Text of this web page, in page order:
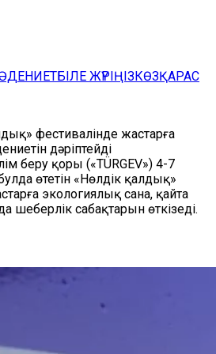
БІЛЕ ЖҮРІҢІЗКӨЗҚАРАС
фестивалінде жастарға
дәріптейді
беру қоры («TÜRGEV») 4-7
өтетін «Нөлдік қалдық»
экологиялық сана, қайта
шеберлік сабақтарын өткізеді.